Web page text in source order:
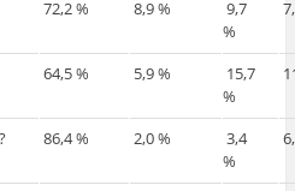
72,2 % 8,9 %
9,7
%
64,5 % 5,9 %
15,7
%
86,4 % 2,0 %
3,4
%